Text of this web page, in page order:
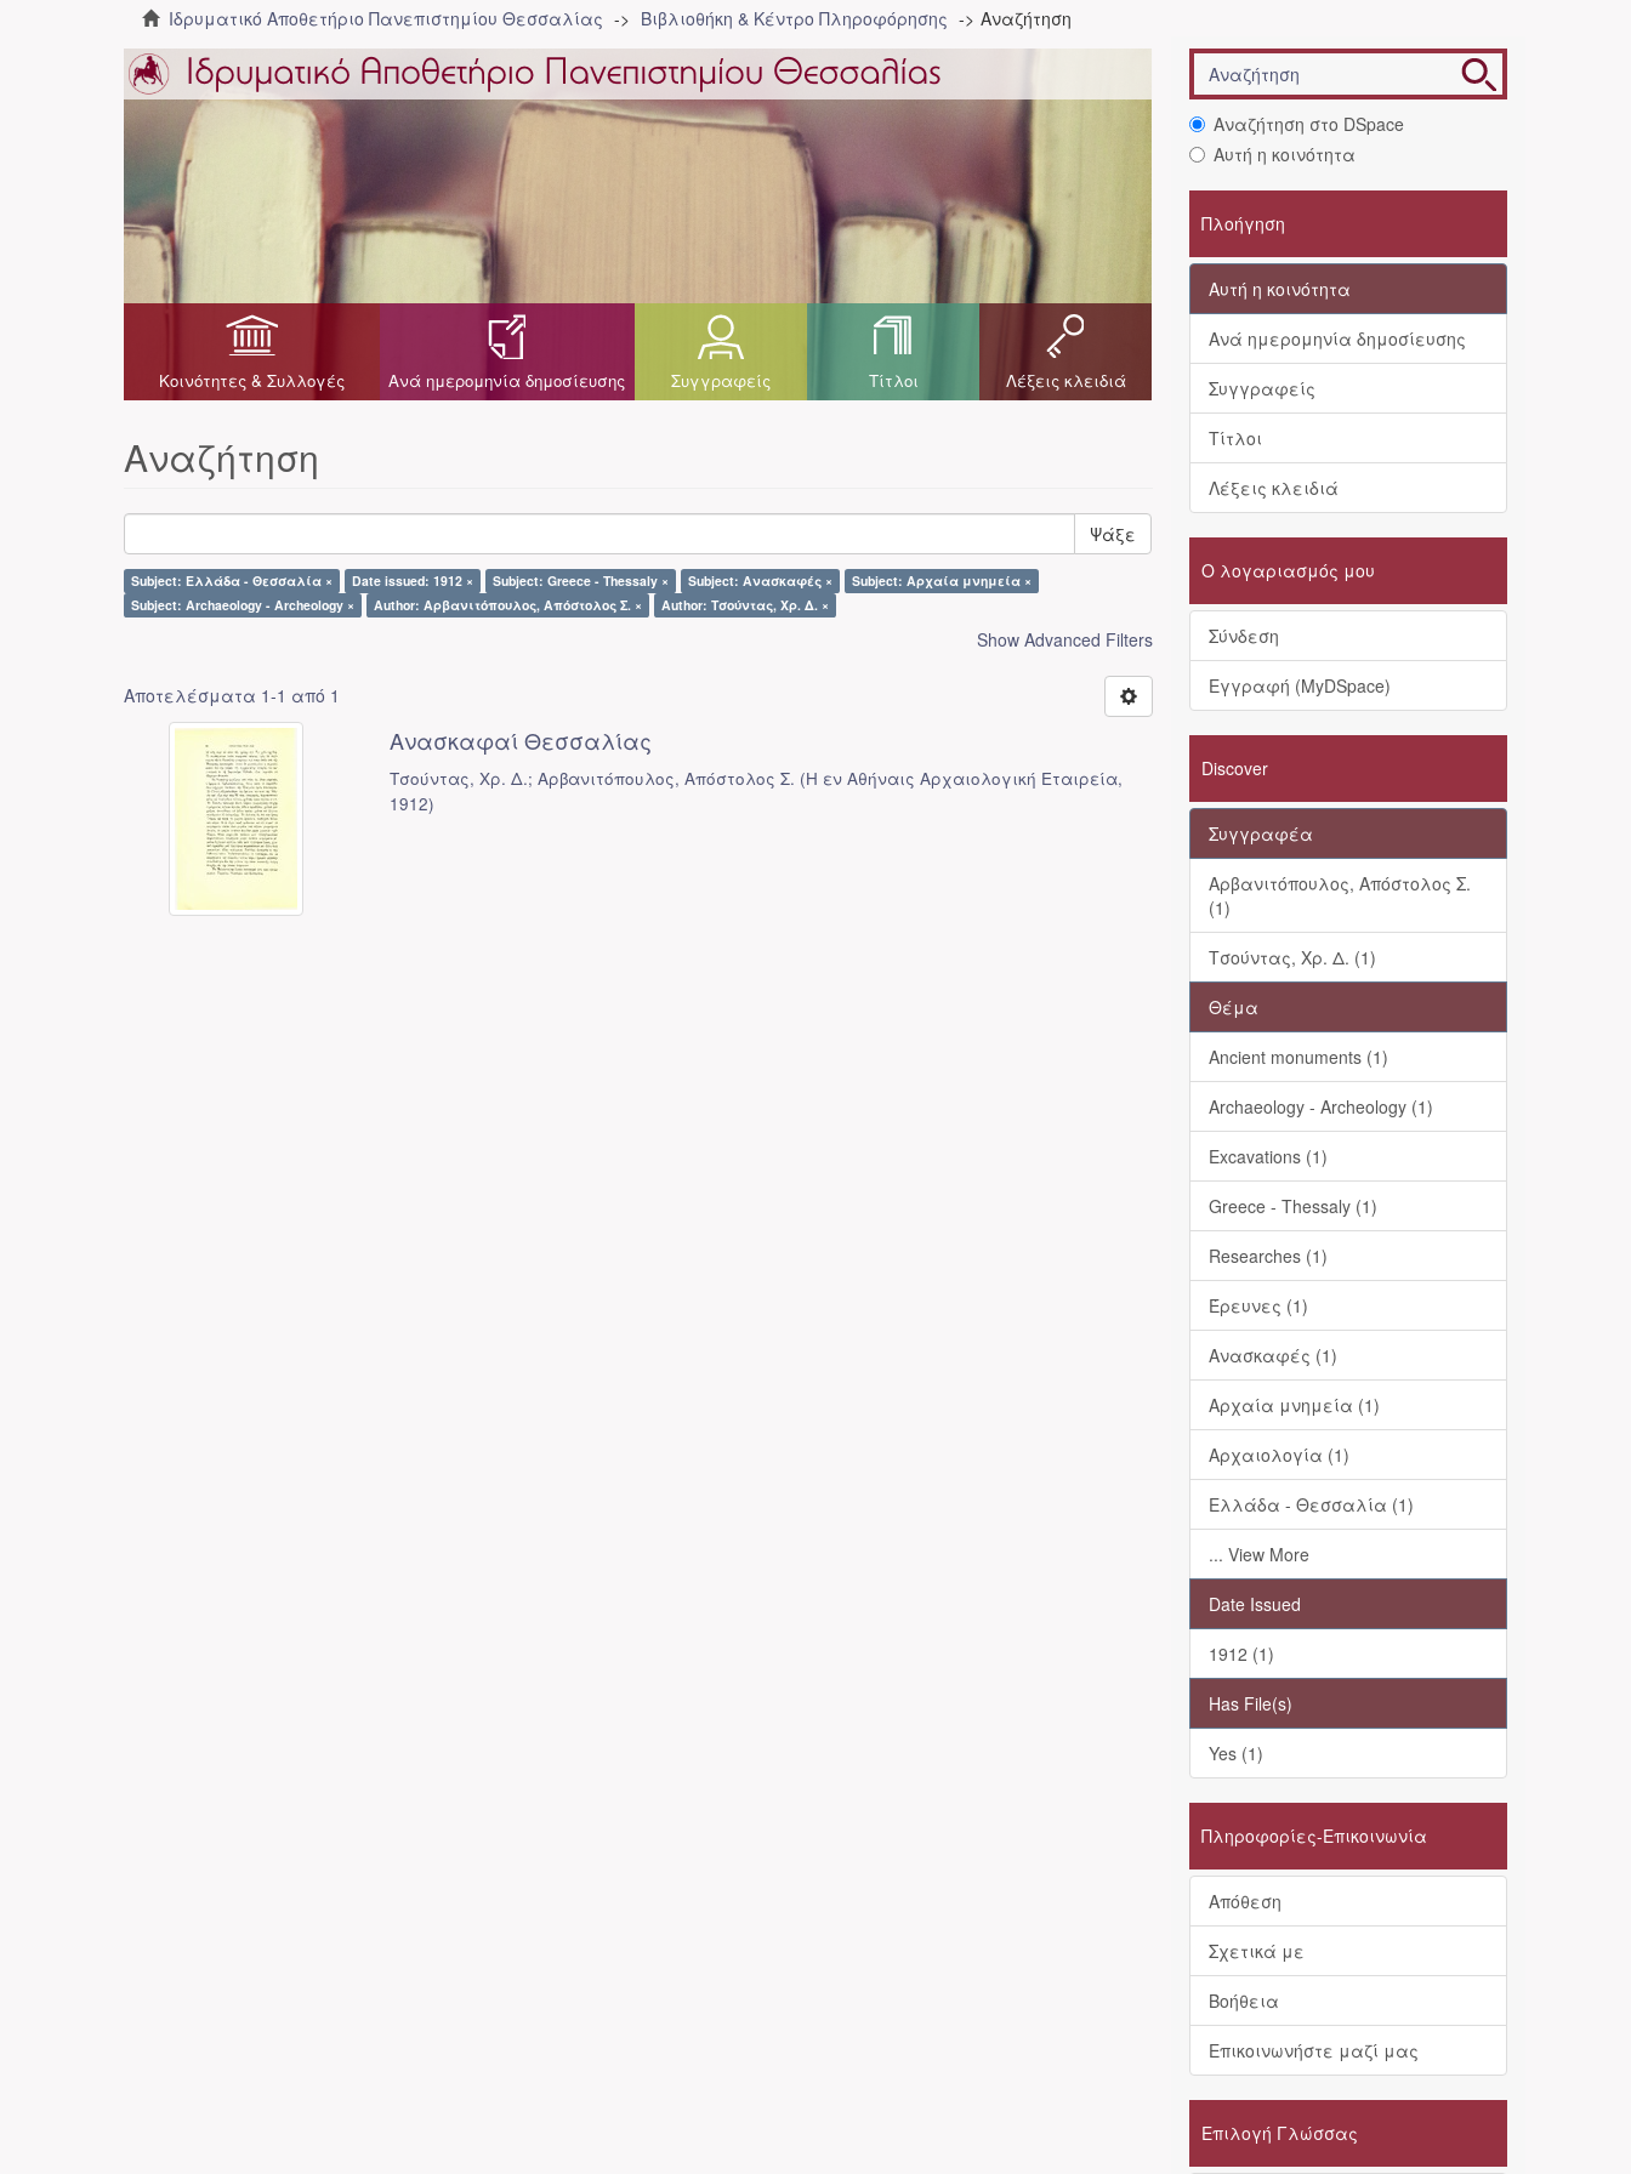
Ιδρυματικό Αποθετήριο Πανεπιστημίου Θεσσαλίας Βιβλιοθήκη & Κέντρο Πληροφόρησης Αναζήτηση
Κοινότητες & Συλλογές Ανά ημερομηνία δημοσίευσης Συγγραφείς Τίτλοι Λέξεις κλειδιά
Αναζήτηση
Ψάξε
Subject: Ελλάδα - Θεσσαλία × Date issued: 1912 × Subject: Greece - Thessaly × Subject: Ανασκαφές ×
Subject: Αρχαία μνημεία ×
Subject: Archaeology - Archeology ×
Author: Αρβανιτόπουλος, Απόστολος Σ. × Author: Τσούντας, Χρ. Δ. ×
Show Advanced Filters
Αποτελέσματα 1-1 από 1
Ανασκαφαί Θεσσαλίας
Τσούντας, Χρ. Δ.; Αρβανιτόπουλος, Απόστολος Σ. (Η εν Αθήναις Αρχαιολογική Εταιρεία,
1912)
Αναζήτηση στο DSpace
Αυτή η κοινότητα
Πλοήγηση
Αυτή η κοινότητα
Ανά ημερομηνία δημοσίευσης
Συγγραφείς
Τίτλοι
Λέξεις κλειδιά
Ο λογαριασμός μου
Σύνδεση
Εγγραφή (MyDSpace)
Discover
Συγγραφέα
Αρβανιτόπουλος, Απόστολος Σ.
(1)
Τσούντας, Χρ. Δ. (1)
Θέμα
Ancient monuments (1)
Archaeology - Archeology (1)
Excavations (1)
Greece - Thessaly (1)
Researches (1)
Έρευνες (1)
Ανασκαφές (1)
Αρχαία μνημεία (1)
Αρχαιολογία (1)
Ελλάδα - Θεσσαλία (1)
... View More
Date Issued
1912 (1)
Has File(s)
Yes (1)
Πληροφορίες-Επικοινωνία
Απόθεση
Σχετικά με
Βοήθεια
Επικοινωνήστε μαζί μας
Επιλογή Γλώσσας